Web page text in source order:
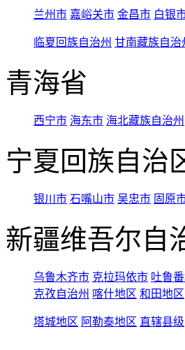
兰州市 嘉峪关市 金昌市 白银
临夏回族自治州 甘南藏族自治
青海省
西宁市 海东市 海北藏族自治州
宁夏回族自治
银川市 石嘴山市 吴忠市 固原
新疆维吾尔自
乌鲁木齐市 克拉玛依市 吐鲁
克孜自治州 喀什地区 和田地区
塔城地区 阿勒泰地区 直辖县级